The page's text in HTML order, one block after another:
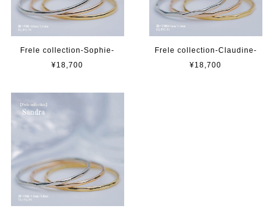
Frele collection-Sophie-
¥18,700
Frele collection-Claudine-
¥18,700